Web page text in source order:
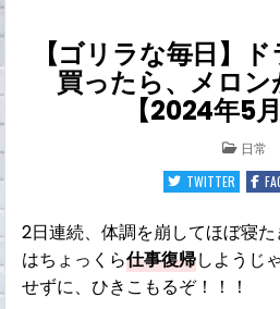
【ゴリラな毎日】
買ったら、メロン
【2024年5
POSTED
IN
日常
TWITTER
2日連続、体調を崩してほぼ寝
はちょっくら仕事復帰しようじ
せずに、ひきこもるぞ！！！